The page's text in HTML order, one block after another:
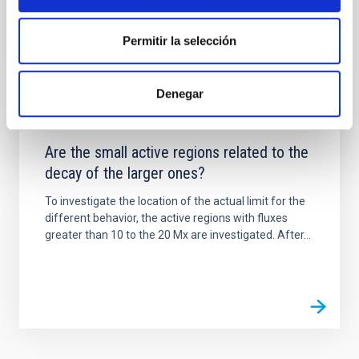
Permitir la selección
Denegar
Are the small active regions related to the
decay of the larger ones?
To investigate the location of the actual limit for the
different behavior, the active regions with fluxes
greater than 10 to the 20 Mx are investigated. After...